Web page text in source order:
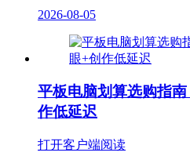
2026-08-05
平板电脑划算选购指
作低延迟
打开客户端阅读